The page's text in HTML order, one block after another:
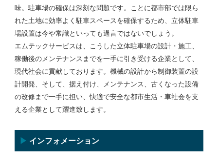
味。駐車場の確保は深刻な問題です。ことに都市部では限ら
れた土地に効率よく駐車スペースを確保するため、立体駐車
場設置は今や常識といっても過言ではないでしょう。
エムテックサービスは、こうした立体駐車場の設計・施工、
稼働後のメンテナンスまでを一手に引き受ける企業として、
現代社会に貢献しております。機械の設計から制御装置の設
計開発、そして、据え付け、メンテナンス、古くなった設備
の改修まで一手に担い、快適で安全な都市生活・車社会を支
える企業として躍進致します。
▶ インフォメーション